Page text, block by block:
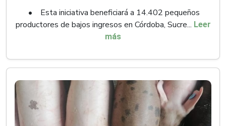
• Esta iniciativa beneficiará a 14.402 pequeños
productores de bajos ingresos en Córdoba, Sucre... Leer
más